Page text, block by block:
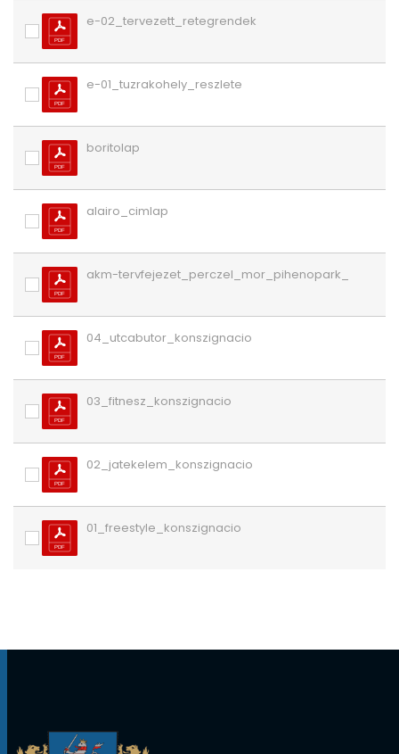
e-02_tervezett_retegrendek
e-01_tuzrakohely_reszlete
boritolap
alairo_cimlap
akm-tervfejezet_perczel_mor_pihenopark_
04_utcabutor_konszignacio
03_fitnesz_konszignacio
02_jatekelem_konszignacio
01_freestyle_konszignacio